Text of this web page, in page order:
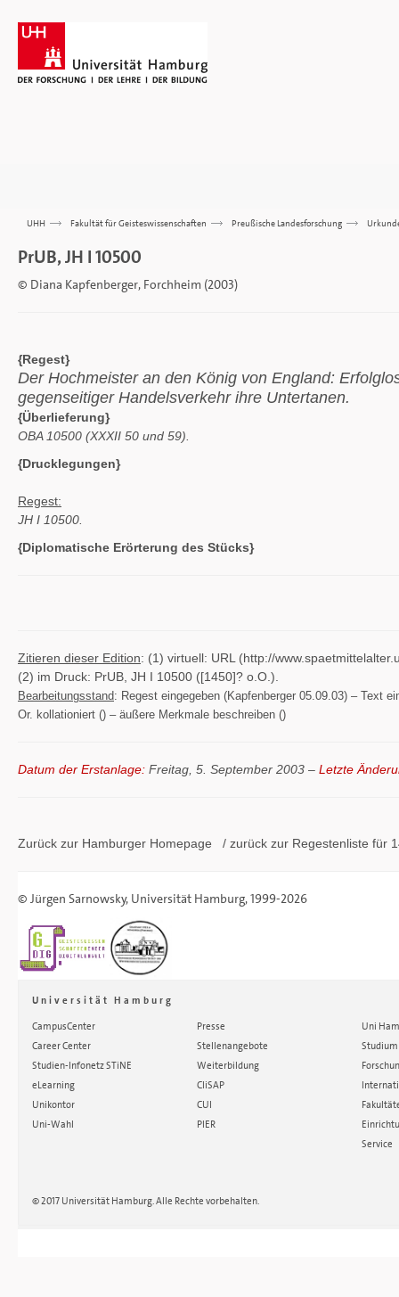
UHH >>> Fakultät für Geisteswissenschaften >>> Preußische Landesforschung >>>
PrUB, JH I 10500
© Diana Kapfenberger, Forchheim (2003)
{Regest}
Der Hochmeister an den König von England:
gegenseitiger Handelsverkehr ihre Untertanen.
{Überlieferung}
OBA 10500 (XXXII 50 und 59).
{Drucklegungen}
Regest:
JH I 10500.
{Diplomatische Erörterung des Stücks}
Zitieren dieser Edition: (1) virtuell: URL (http://
(2) im Druck: PrUB, JH I 10500 ([1450]? o.O.).
Bearbeitungsstand: Regest eingegeben (Kapfenberger 05.09.03) – Text
Or. kollationiert () – äußere Merkmale beschreiben ()
Datum der Erstanlage: Freitag, 5. September 2003 – Letzte
Zurück zur Hamburger Homepage / zurück zur Regestenliste für
© Jürgen Sarnowsky, Universität Hamburg, 1999-2026